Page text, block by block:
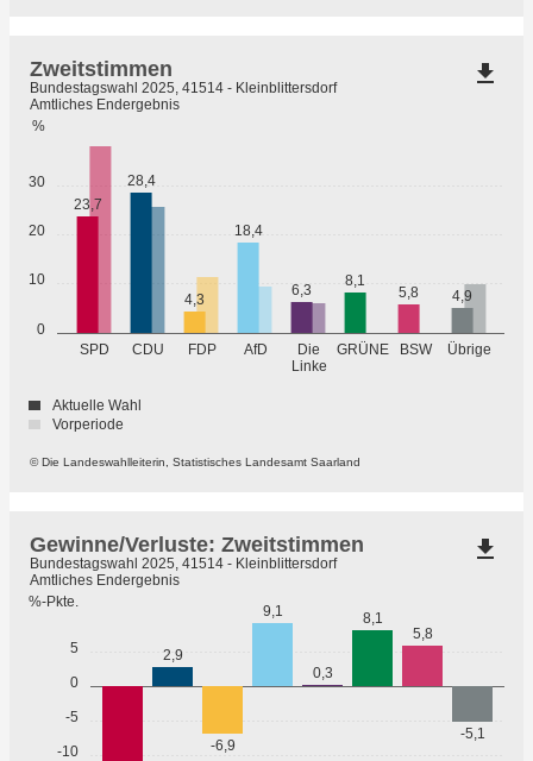
0
10
20
30
%
SPD CDU FDP AfD
Die
Linke
GRÜNE BSW Übrige
23,7
28,4
4,3
18,4
6,3
8,1
5,8 4,9
© Die Landeswahlleiterin, Statistisches Landesamt Saarland
Zweitstimmen
Bundestagswahl 2025, 41514 - Kleinblittersdorf
Amtliches Endergebnis
Aktuelle Wahl
Vorperiode
file_download
-10
-5
0
5
%-Pkte.
2,9
-6,9
9,1
0,3
8,1
5,8
-5,1
Gewinne/Verluste: Zweitstimmen
Bundestagswahl 2025, 41514 - Kleinblittersdorf
Amtliches Endergebnis
file_download